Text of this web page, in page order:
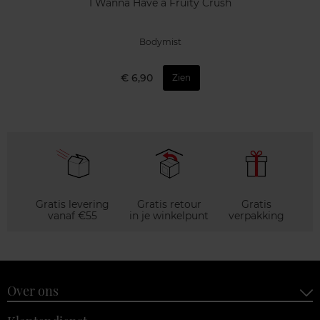
I Wanna Have a Fruity Crush
Bodymist
€ 6,90 Zien
Gratis levering
vanaf €55
Gratis retour
in je winkelpunt
Gratis
verpakking
Over ons